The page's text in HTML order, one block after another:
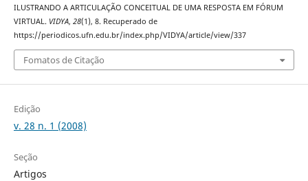
ILUSTRANDO A ARTICULAÇÃO CONCEITUAL DE UMA RESPOSTA EM FÓRUM
VIRTUAL. VIDYA, 28(1), 8. Recuperado de
https://periodicos.ufn.edu.br/index.php/VIDYA/article/view/337
Fomatos de Citação
Edição
v. 28 n. 1 (2008)
Seção
Artigos